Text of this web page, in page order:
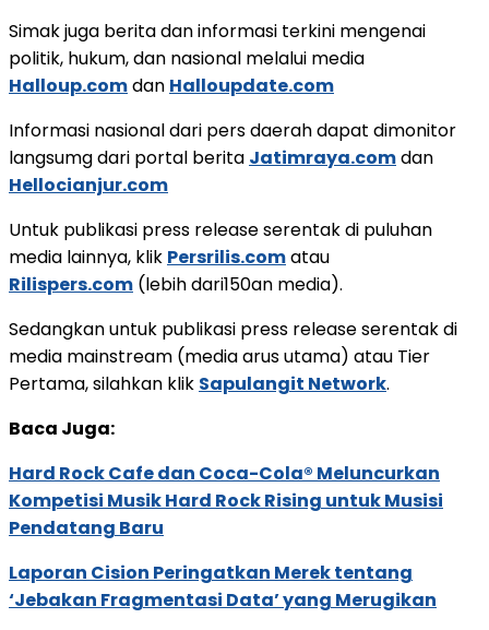
Simak juga berita dan informasi terkini mengenai
politik, hukum, dan nasional melalui media
Halloup.comdan Halloupdate.com
Informasi nasional dari pers daerah dapat dimonitor
langsumg dari portal berita Jatimraya.comdan
Hellocianjur.com
Untuk publikasi press release serentak di puluhan
media lainnya, klik Persrilis.comatau
Rilispers.com (lebih dari150an media).
Sedangkan untuk publikasi press release serentak di
media mainstream (media arus utama) atau Tier
Pertama, silahkan klik Sapulangit Network.
Baca Juga:
Hard Rock Cafe dan Coca-Cola® Meluncurkan
Kompetisi Musik Hard Rock Rising untuk Musisi
Pendatang Baru
Laporan Cision Peringatkan Merek tentang
‘Jebakan Fragmentasi Data’ yang Merugikan